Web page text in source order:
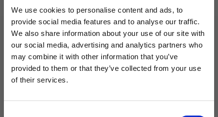
We use cookies to personalise content and ads, to
provide social media features and to analyse our traffic.
We also share information about your use of our site with
our social media, advertising and analytics partners who
may combine it with other information that you’ve
provided to them or that they’ve collected from your use
of their services.
Einzigartiges automatisiertes Planieren vom
Grob- bis zum Feinplanum
Die D61EXi-24 / D61PXi-24 wird ab Werk mit
einer 3D-Maschinensteuerung mit globalem
Navigationssatellitensystem (GNSS)
ausgerüstet. Die üblicherweise am Schild
installierten
durch eine auf dem Kabinendach montierte
schließen